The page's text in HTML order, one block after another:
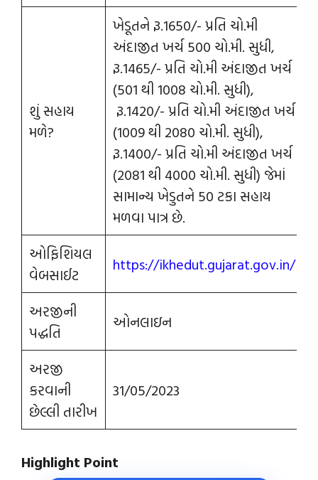
શું સહાય
મળે?
ખેડૂતને રૂ.1650/- પ્રતિ ચો.મી
અંદાજીત ખર્ચ 500 ચો.મી. સુધી,
રૂ.1465/- પ્રતિ ચો.મી અંદાજીત ખર્ચ
(501 થી 1008 ચો.મી. સુધી),
રૂ.1420/- પ્રતિ ચો.મી અંદાજીત ખર્ચ
(1009 થી 2080 ચો.મી. સુધી),
રૂ.1400/- પ્રતિ ચો.મી અંદાજીત ખર્ચ
(2081 થી 4000 ચો.મી. સુધી) જેમાં
સામાન્ય ખેડુતને 50 ટકા સહાય
મળવા પાત્ર છે.
ઓફિશિયલ
વેબસાઈટ
https://ikhedut.gujarat.gov.in/
અરજીની
પદ્ધતિ
ઓનલાઇન
અરજી
કરવાની
છેલ્લી તારીખ
31/05/2023
Highlight Point